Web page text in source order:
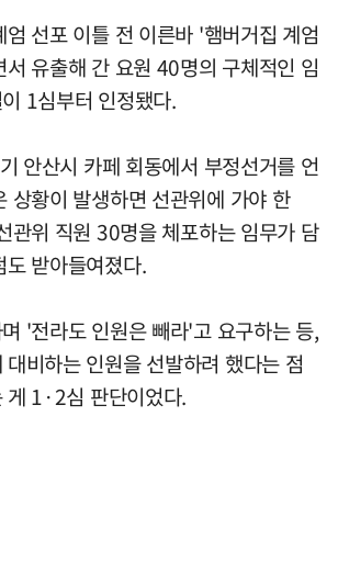
선포 이틀 전 이른바 '햄버거집 계엄
유출해 간 요원 40명의 구체적인 임
1심부터 인정됐다.
안산시 카페 회동에서 부정선거를 언
상황이 발생하면 선관위에 가야 한
관위 직원 30명을 체포하는 임무가 담
받아들여졌다.
'전라도 인원은 빼라'고 요구하는 등,
비하는 인원을 선발하려 했다는 점
게 1·2심 판단이었다.